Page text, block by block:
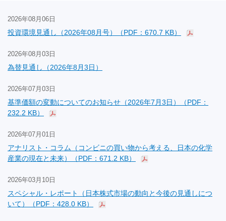
2026年08月06日
投資環境見通し（2026年08月号）（PDF：670.7 KB）
2026年08月03日
為替見通し（2026年8月3日）
2026年07月03日
基準価額の変動についてのお知らせ（2026年7月3日）（PDF：
232.2 KB）
2026年07月01日
アナリスト・コラム（コンビニの買い物から考える、日本の化学
産業の現在と未来）（PDF：671.2 KB）
2026年03月10日
スペシャル・レポート（日本株式市場の動向と今後の見通しにつ
いて）（PDF：428.0 KB）